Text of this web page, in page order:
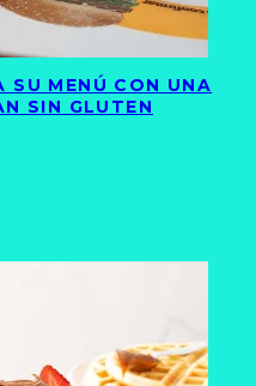
SU MENÚ CON UNA
SIN GLUTEN